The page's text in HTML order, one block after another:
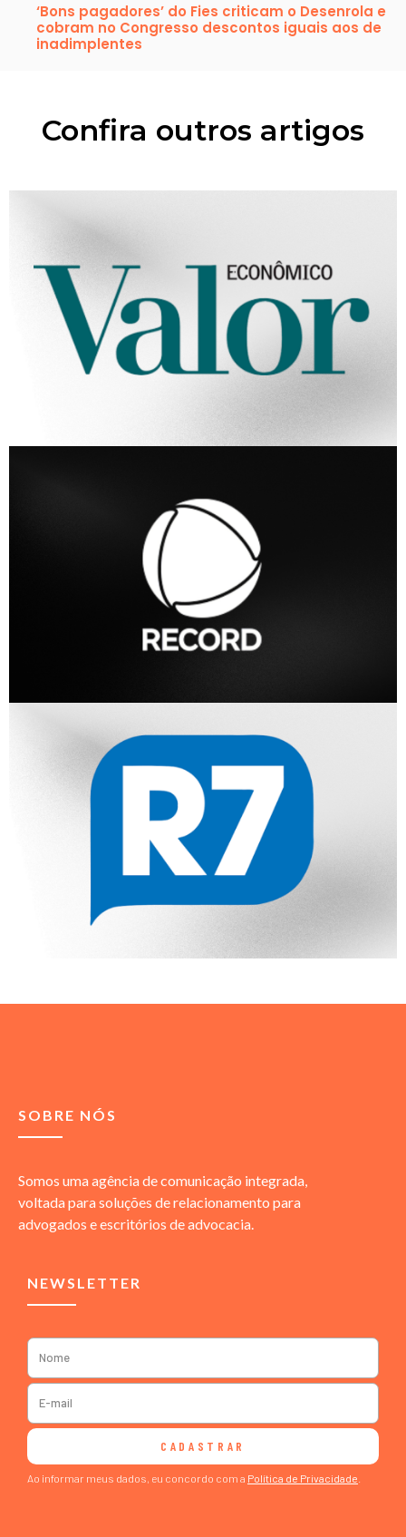
‘Bons pagadores’ do Fies criticam o Desenrola e
cobram no Congresso descontos iguais aos de
inadimplentes
Confira outros artigos
SOBRE NÓS
Somos uma agência de comunicação integrada,
voltada para soluções de relacionamento para
advogados e escritórios de advocacia.
NEWSLETTER
CADASTRAR
Ao informar meus dados, eu concordo com a Política de Privacidade